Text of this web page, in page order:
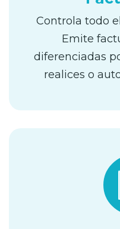
Controla todo
Emite
diferenciadas
realices o